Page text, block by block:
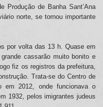
Produção de Banha Sant’Ana
norte, se tornou importante
por volta das 13 h. Quase em
cassarão muito bonito e
fiz os registros da prefeitura,
Trata-se do Centro de
em 2012, onde funcionava o
1932, pelos imigrantes judeus